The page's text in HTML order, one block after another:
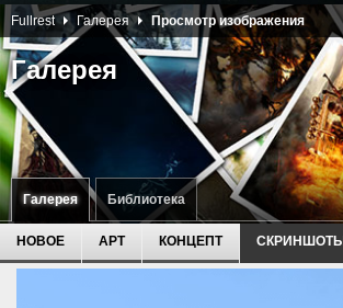
Галерея Библиотека
Галерея
Fullrest Галерея Просмотр изображения
НОВОЕ АРТ КОНЦЕПТ СКРИНШОТЫ